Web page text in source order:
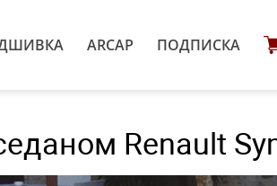
ARCAP ПОДПИСКА
Renault